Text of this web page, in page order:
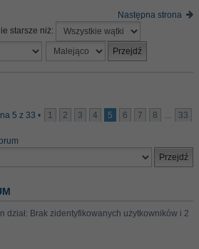
Następna strona
starsze niż:
5 z 33 • 1 2 3 4 5 6 7 8 ... 33
dział: Brak zidentyfikowanych użytkowników i 2